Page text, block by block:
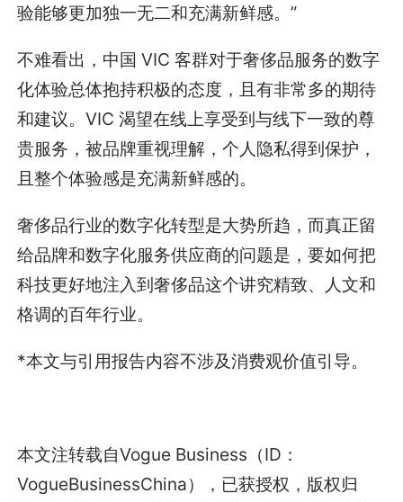
验能够更加独一无二和充满新鲜感。”
不难看出，中国 VIC 客群对于奢侈品服务的数字
化体验总体抱持积极的态度，且有非常多的期待
和建议。VIC 渴望在线上享受到与线下一致的尊
贵服务，被品牌重视理解，个人隐私得到保护，
且整个体验感是充满新鲜感的。
奢侈品行业的数字化转型是大势所趋，而真正留
给品牌和数字化服务供应商的问题是，要如何把
科技更好地注入到奢侈品这个讲究精致、人文和
格调的百年行业。
*本文与引用报告内容不涉及消费观价值引导。
本文注转载自Vogue Business（ID：
VogueBusinessChina），已获授权，版权归